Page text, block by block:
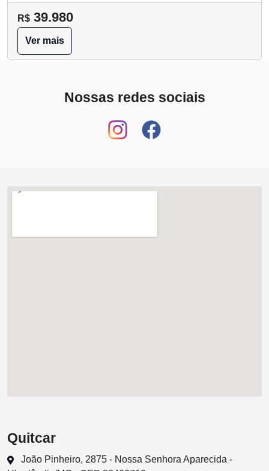
R$ 39.980
Ver mais
Nossas redes sociais
Quitcar
João Pinheiro, 2875 - Nossa Senhora Aparecida -